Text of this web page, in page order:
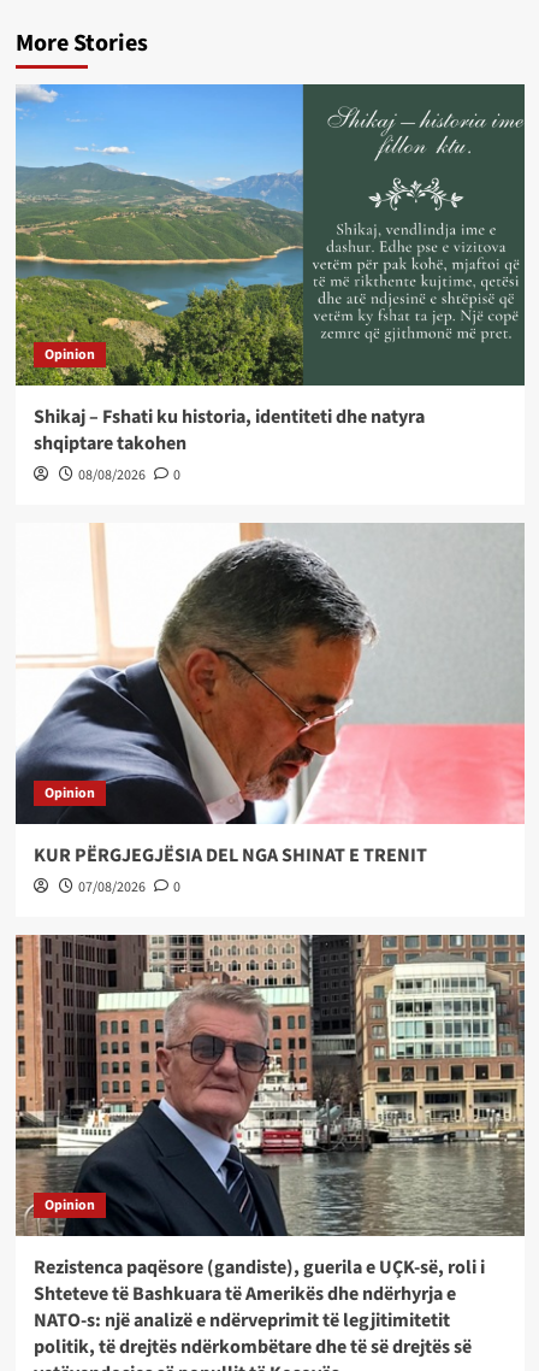
More Stories
Opinion
Shikaj – Fshati ku historia, identiteti dhe natyra
shqiptare takohen
08/08/2026 0
Opinion
KUR PËRGJEGJËSIA DEL NGA SHINAT E TRENIT
07/08/2026 0
Opinion
Rezistenca paqësore (gandiste), guerila e UÇK-së, roli i
Shteteve të Bashkuara të Amerikës dhe ndërhyrja e
NATO-s: një analizë e ndërveprimit të legjitimitetit
politik, të drejtës ndërkombëtare dhe të së drejtës së